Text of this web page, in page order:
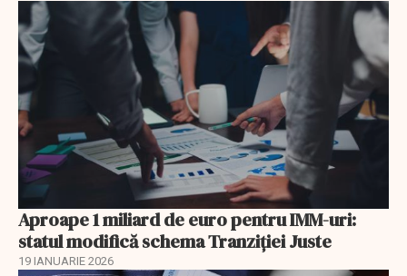
Aproape 1 miliard de euro pentru IMM-uri:
statul modifică schema Tranziției Juste
19 IANUARIE 2026